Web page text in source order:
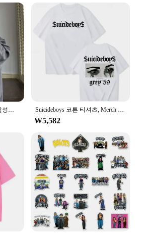
샤모아 가죽 자수 맨투맨 남성용, 아메리칸 스타일, 빈티지 트렌디 브랜드, 캐주얼 루즈핏 후드 재킷, 니치 패션 Suicideboys 코튼 티셔츠, Merch 아메리칸 힙합 O-넥, 유니섹스 캐주얼 반팔, G59 티
₩5,582